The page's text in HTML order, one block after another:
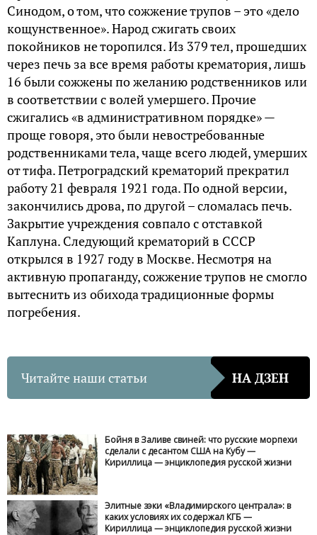
Синодом, о том, что сожжение трупов – это «дело
кощунственное». Народ сжигать своих
покойников не торопился. Из 379 тел, прошедших
через печь за все время работы крематория, лишь
16 были сожжены по желанию родственников или
в соответствии с волей умершего. Прочие
сжигались «в административном порядке» —
проще говоря, это были невостребованные
родственниками тела, чаще всего людей, умерших
от тифа. Петроградский крематорий прекратил
работу 21 февраля 1921 года. По одной версии,
закончились дрова, по другой – сломалась печь.
Закрытие учреждения совпало с отставкой
Каплуна. Следующий крематорий в СССР
открылся в 1927 году в Москве. Несмотря на
активную пропаганду, сожжение трупов не смогло
вытеснить из обихода традиционные формы
погребения.
Читайте наши статьи НА ДЗЕН
Бойня в Заливе свиней: что русские морпехи
сделали с десантом США на Кубу —
Кириллица — энциклопедия русской жизни
Элитные зэки «Владимирского централа»: в
каких условиях их содержал КГБ —
Кириллица — энциклопедия русской жизни